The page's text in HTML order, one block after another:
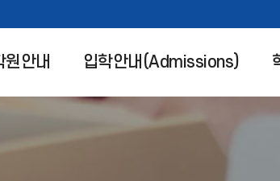
원안내 입학안내(Admissions)